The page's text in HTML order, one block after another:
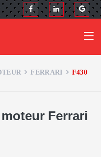
FERRARI F430
Ferrari